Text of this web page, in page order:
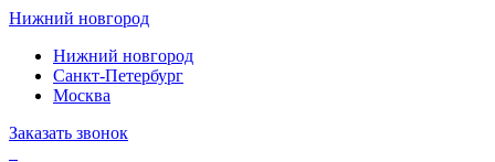
Нижний новгород
Нижний новгород
Санкт-Петербург
Москва
Заказать звонок